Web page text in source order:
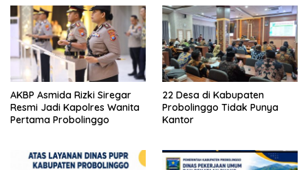
AKBP Asmida Rizki Siregar
Resmi Jadi Kapolres Wanita
Pertama Probolinggo
22 Desa di Kabupaten
Probolinggo Tidak Punya
Kantor